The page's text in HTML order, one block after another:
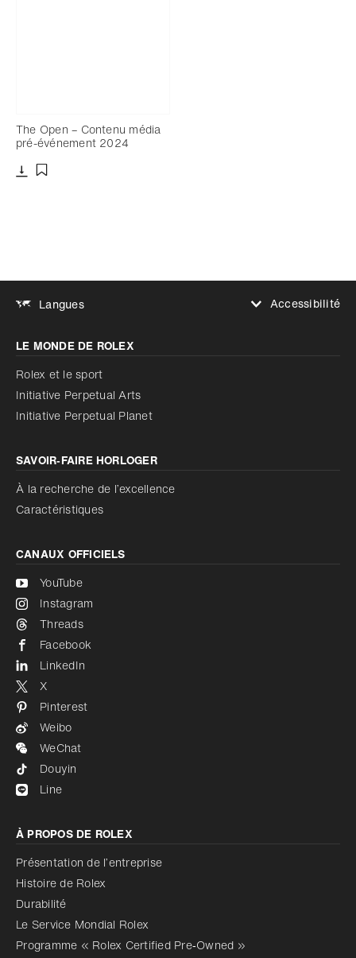
The Open – Contenu média
pré-événement 2024
Langues
Accessibilité
Augmenter le contraste
Désactivé
Réduire les animations
Réduire les animations
Désactivé
LE MONDE DE ROLEX
Rolex et le sport
Initiative Perpetual Arts
Initiative Perpetual Planet
SAVOIR‑FAIRE HORLOGER
À la recherche de l’excellence
Caractéristiques
CANAUX OFFICIELS
YouTube
Instagram
Threads
Facebook
LinkedIn
X
Pinterest
Weibo
WeChat
Douyin
Line
À PROPOS DE ROLEX
Présentation de l’entreprise
Histoire de Rolex
Durabilité
Le Service Mondial Rolex
Programme « Rolex Certified Pre‑Owned »